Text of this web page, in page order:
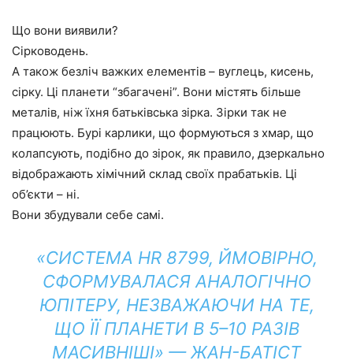
Що вони виявили?
Сірководень.
А також безліч важких елементів – вуглець, кисень,
сірку. Ці планети “збагачені”. Вони містять більше
металів, ніж їхня батьківська зірка. Зірки так не
працюють. Бурі карлики, що формуються з хмар, що
колапсують, подібно до зірок, як правило, дзеркально
відображають хімічний склад своїх прабатьків. Ці
об’єкти – ні.
Вони збудували себе самі.
«СИСТЕМА HR 8799, ЙМОВІРНО,
СФОРМУВАЛАСЯ АНАЛОГІЧНО
ЮПІТЕРУ, НЕЗВАЖАЮЧИ НА ТЕ,
ЩО ЇЇ ПЛАНЕТИ В 5–10 РАЗІВ
МАСИВНІШІ» — ЖАН-БАТІСТ